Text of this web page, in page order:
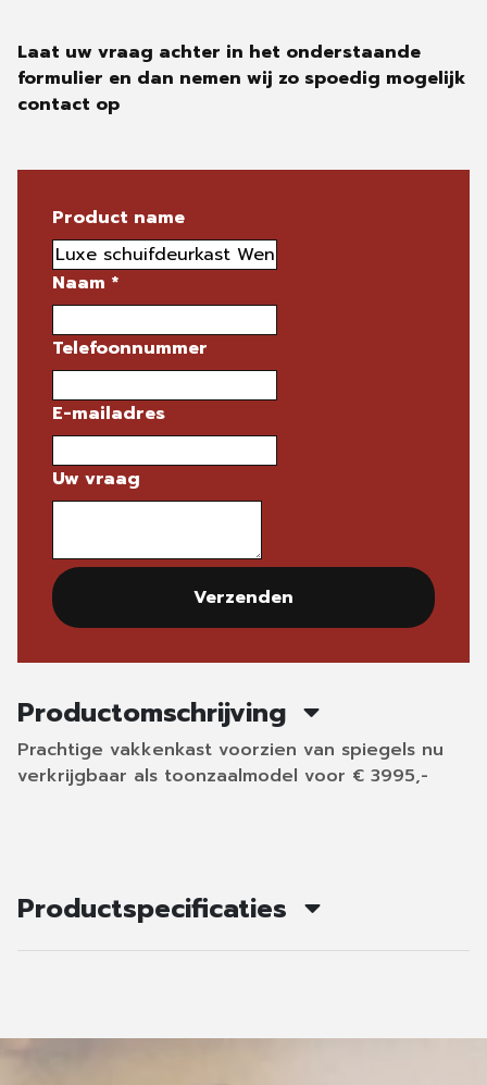
Laat uw vraag achter in het onderstaande
formulier en dan nemen wij zo spoedig mogelijk
contact op
Product name
Naam *
Telefoonnummer
E-mailadres
Uw vraag
Verzenden
Productomschrijving
Prachtige vakkenkast voorzien van spiegels nu
verkrijgbaar als toonzaalmodel voor € 3995,-
Productspecificaties